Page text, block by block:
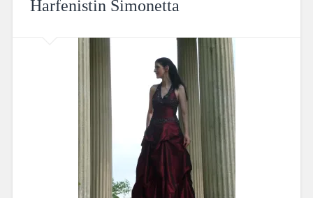
Harfenistin Simonetta